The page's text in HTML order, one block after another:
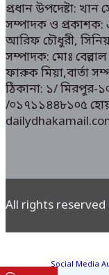
প্রধান উপদেষ্টা:
সম্পাদক ও প্রকাশক:
আরিফ চৌধুরী,
সম্পাদক: মোঃ
ফারুক মিয়া,বার্তা
ঠিকানা: ১/ মিরপুর-
/০১৭১১৪৪৮১০৫
All rights
Social Media